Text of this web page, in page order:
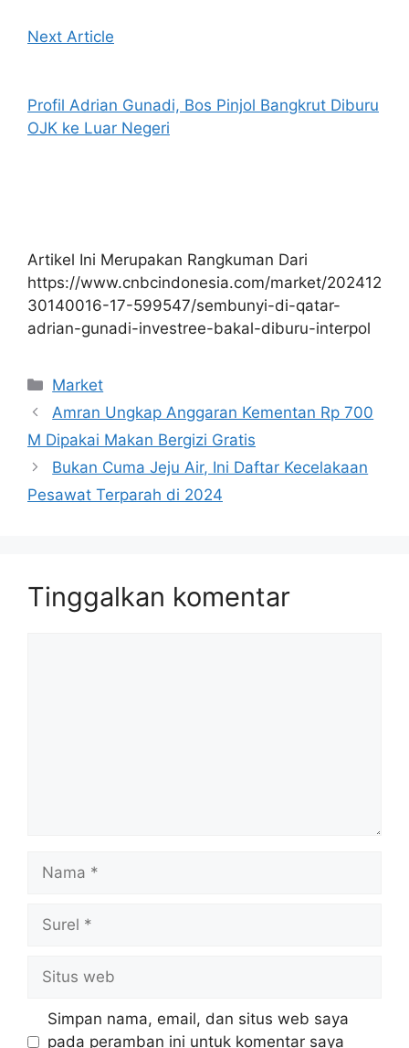
Next Article
Profil Adrian Gunadi, Bos Pinjol Bangkrut Diburu
OJK ke Luar Negeri
Artikel Ini Merupakan Rangkuman Dari
https://www.cnbcindonesia.com/market/202412
30140016-17-599547/sembunyi-di-qatar-
adrian-gunadi-investree-bakal-diburu-interpol
Kategori
Market
Amran Ungkap Anggaran Kementan Rp 700
M Dipakai Makan Bergizi Gratis
Bukan Cuma Jeju Air, Ini Daftar Kecelakaan
Pesawat Terparah di 2024
Tinggalkan komentar
web
Simpan nama, email, dan situs web saya
pada peramban ini untuk komentar saya